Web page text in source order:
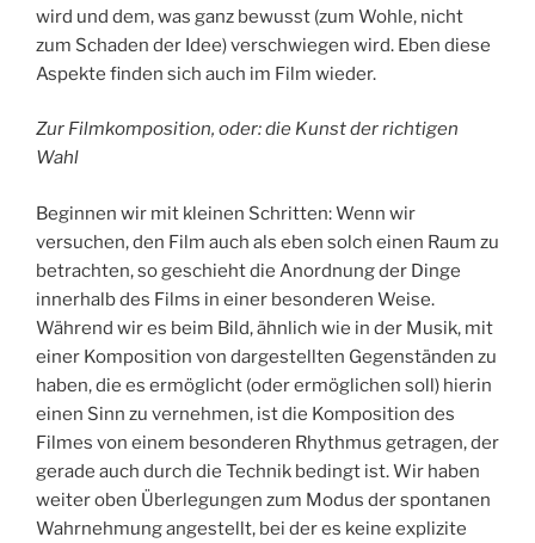
wird und dem, was ganz bewusst (zum Wohle, nicht
zum Schaden der Idee) verschwiegen wird. Eben diese
Aspekte finden sich auch im Film wieder.
Zur Filmkomposition, oder: die Kunst der richtigen
Wahl
Beginnen wir mit kleinen Schritten: Wenn wir
versuchen, den Film auch als eben solch einen Raum zu
betrachten, so geschieht die Anordnung der Dinge
innerhalb des Films in einer besonderen Weise.
Während wir es beim Bild, ähnlich wie in der Musik, mit
einer Komposition von dargestellten Gegenständen zu
haben, die es ermöglicht (oder ermöglichen soll) hierin
einen Sinn zu vernehmen, ist die Komposition des
Filmes von einem besonderen Rhythmus getragen, der
gerade auch durch die Technik bedingt ist. Wir haben
weiter oben Überlegungen zum Modus der spontanen
Wahrnehmung angestellt, bei der es keine explizite